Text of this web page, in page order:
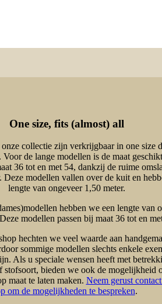
One size, fits (almost) all
collectie zijn verkrijgbaar in one size
Voor de lange modellen is de maat
36 tot en met 54, dankzij de ruime
Deze modellen vallen over de kuit en
lengte van ongeveer 1,50 meter.
hebben we een lengte van
modellen passen bij maat 36 tot en
hechten we veel waarde aan
sommige modellen slechts enkele
Als u speciale wensen heeft met
stofsoort, bieden we ook de mogelijkheid
maat te laten maken. Neem gerust
om de mogelijkheden te bespreken.